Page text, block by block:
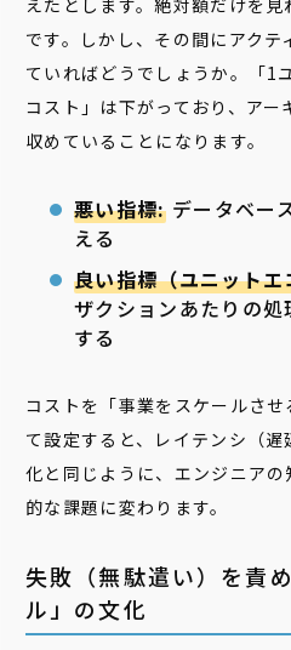
えたとします。絶対額だけを見
です。しかし、その間にアク
ていればどうでしょうか。「1
コスト」は下がっており、ア
収めていることになります。
悪い指標:データベー
える
良い指標（ユニット
ザクションあたりの
する
コストを「事業をスケールさ
て設定すると、レイテンシ（
化と同じように、エンジニア
的な課題に変わります。
失敗（無駄遣い）を責
ル」の文化